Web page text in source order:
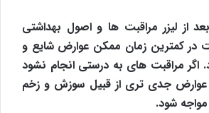
از لیزر مراقبت ها و اصول بهداشتی
در کمترین زمان ممکن عوارض شایع و
اگر مراقبت های به درستی انجام نشود
جدی تری از قبیل سوزش و زخم
شود.